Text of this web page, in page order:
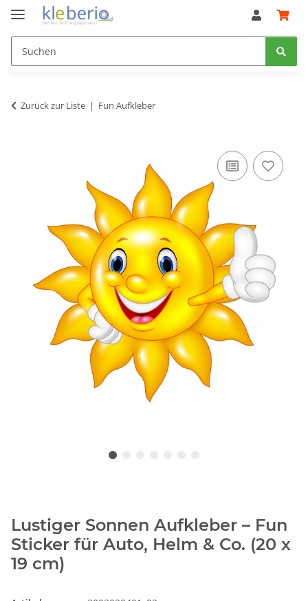
Zurück zur Liste Fun Aufkleber
Lustiger Sonnen Aufkleber – Fun
Sticker für Auto, Helm & Co. (20 x
19 cm)